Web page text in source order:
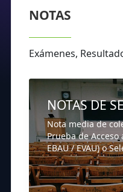
NOTAS
Exámenes,
NOTAS DE
Nota media de
Prueba de Acceso
EBAU / EVAU) o